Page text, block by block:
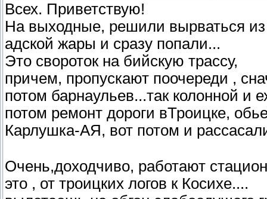
Всех. Приветствую!
На выходные, решили вырваться из
адской жары и сразу попали...
Это свороток на бийскую трассу,
причем, пропускают поочереди ,
потом барнаульев...так колонной и
потом ремонт дороги вТроицке,
Карлушка-АЯ, вот потом и
Очень,доходчиво, работают
это , от троицких логов к Косихе....